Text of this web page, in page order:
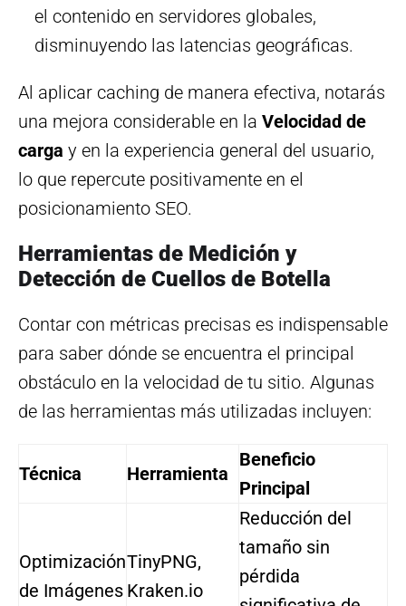
el contenido en servidores globales,
disminuyendo las latencias geográficas.
Al aplicar caching de manera efectiva, notarás
una mejora considerable en la Velocidad de
carga y en la experiencia general del usuario,
lo que repercute positivamente en el
posicionamiento SEO.
Herramientas de Medición y
Detección de Cuellos de Botella
Contar con métricas precisas es indispensable
para saber dónde se encuentra el principal
obstáculo en la velocidad de tu sitio. Algunas
de las herramientas más utilizadas incluyen:
Técnica Herramienta
Beneficio
Principal
Optimización
de Imágenes
TinyPNG,
Kraken.io
Reducción del
tamaño sin
pérdida